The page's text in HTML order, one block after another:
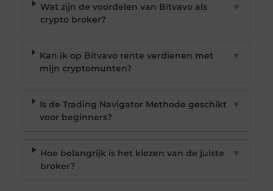
Wat zijn de voordelen van Bitvavo als
crypto broker?
▼
Kan ik op Bitvavo rente verdienen met
mijn cryptomunten?
▼
Is de Trading Navigator Methode geschikt
voor beginners?
▼
Hoe belangrijk is het kiezen van de juiste
broker?
▼